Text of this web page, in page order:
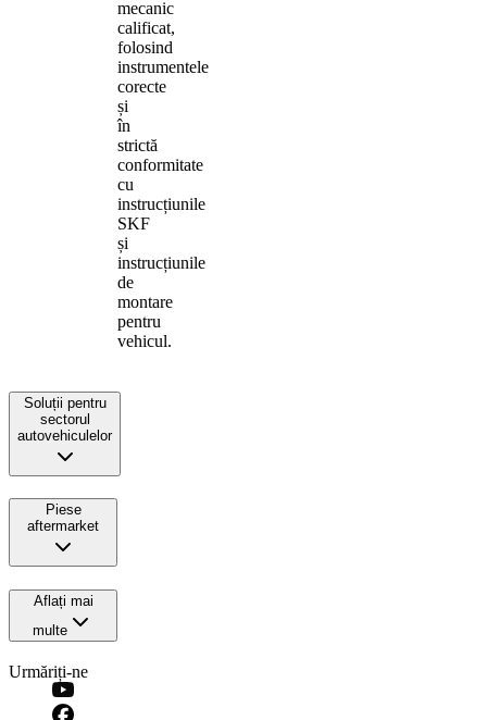
mecanic
calificat,
folosind
instrumentele
corecte
și
în
strictă
conformitate
cu
instrucțiunile
SKF
și
instrucțiunile
de
montare
pentru
vehicul.
Soluții pentru
sectorul
autovehiculelor
Piese
aftermarket
Aflați mai
multe
Urmăriți-ne